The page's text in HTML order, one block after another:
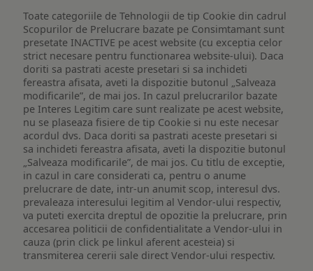
Toate categoriile de Tehnologii de tip Cookie din cadrul
Scopurilor de Prelucrare bazate pe Consimtamant sunt
presetate INACTIVE pe acest website (cu exceptia celor
strict necesare pentru functionarea website-ului). Daca
doriti sa pastrati aceste presetari si sa inchideti
fereastra afisata, aveti la dispozitie butonul „Salveaza
modificarile”, de mai jos. In cazul prelucrarilor bazate
pe Interes Legitim care sunt realizate pe acest website,
nu se plaseaza fisiere de tip Cookie si nu este necesar
acordul dvs. Daca doriti sa pastrati aceste presetari si
sa inchideti fereastra afisata, aveti la dispozitie butonul
„Salveaza modificarile”, de mai jos. Cu titlu de exceptie,
in cazul in care considerati ca, pentru o anume
prelucrare de date, intr-un anumit scop, interesul dvs.
prevaleaza interesului legitim al Vendor-ului respectiv,
va puteti exercita dreptul de opozitie la prelucrare, prin
accesarea politicii de confidentialitate a Vendor-ului in
cauza (prin click pe linkul aferent acesteia) si
transmiterea cererii sale direct Vendor-ului respectiv.